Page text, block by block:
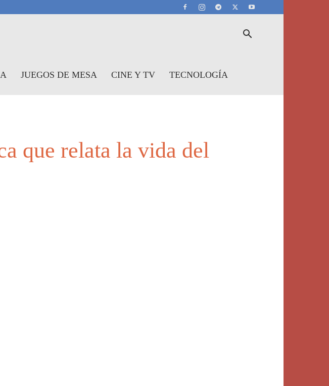
JUEGOS DE MESA CINE Y TV TECNOLOGÍA
que relata la vida del